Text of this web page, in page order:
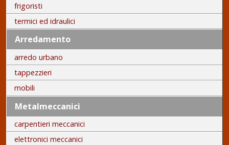
frigoristi
termici ed idraulici
Arredamento
arredo urbano
tappezzieri
mobili
Metalmeccanici
carpentieri meccanici
elettronici meccanici